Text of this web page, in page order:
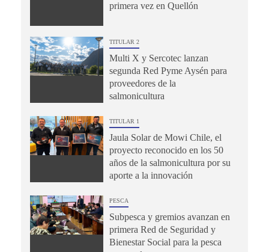
primera vez en Quellón
TITULAR 2
Multi X y Sercotec lanzan
segunda Red Pyme Aysén para
proveedores de la
salmonicultura
TITULAR 1
Jaula Solar de Mowi Chile, el
proyecto reconocido en los 50
años de la salmonicultura por su
aporte a la innovación
PESCA
Subpesca y gremios avanzan en
primera Red de Seguridad y
Bienestar Social para la pesca